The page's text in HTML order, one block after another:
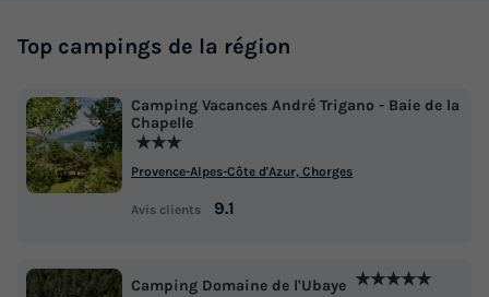
Top campings de la région
Camping Vacances André Trigano - Baie de la
Chapelle
★★★
Provence-Alpes-Côte d'Azur, Chorges
Avis clients 9.1
Camping Domaine de l'Ubaye ★★★★★